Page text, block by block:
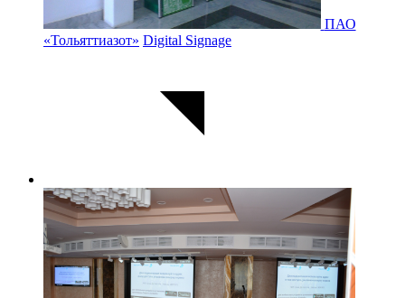
ПАО
«Тольяттиазот» Digital Signage